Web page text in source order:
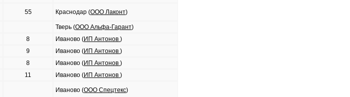
55 Краснодар (ООО Лаконт)
Тверь (ООО Альфа-Гарант)
8 Иваново (ИП Антонов )
9 Иваново (ИП Антонов )
8 Иваново (ИП Антонов )
11 Иваново (ИП Антонов )
Иваново (ООО Спецтекс)